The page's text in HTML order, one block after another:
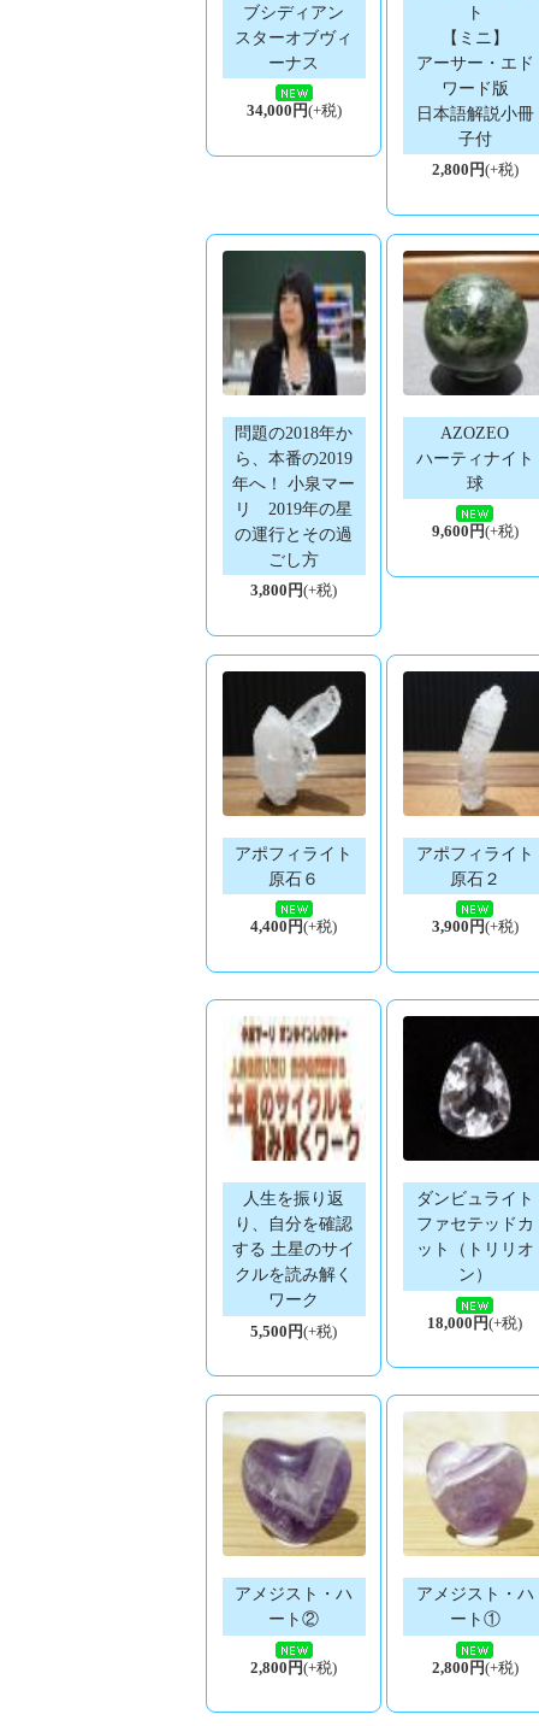
ブシディアン
スターオブヴィ
ーナス
34,000円(+税)
ト
【ミニ】
アーサー・エド
ワード版
日本語解説小冊
子付
2,800円(+税)
問題の2018年か
ら、本番の2019
年へ！ 小泉マー
リ 2019年の星
の運行とその過
ごし方
3,800円(+税)
AZOZEO
ハーティナイト
球
9,600円(+税)
アポフィライト
原石６
4,400円(+税)
アポフィライト
原石２
3,900円(+税)
人生を振り返
り、自分を確認
する 土星のサイ
クルを読み解く
ワーク
5,500円(+税)
ダンビュライト
ファセテッドカ
ット（トリリオ
ン）
18,000円(+税)
アメジスト・ハ
ート②
2,800円(+税)
アメジスト・ハ
ート①
2,800円(+税)